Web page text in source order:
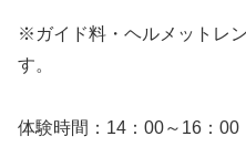
※ガイド料・ヘルメットレ
す。
体験時間：14：00～16